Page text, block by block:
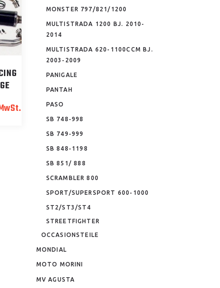
MONSTER 797/821/1200
MULTISTRADA 1200 BJ. 2010-
2014
MULTISTRADA 620-1100CCM BJ.
2003-2009
PANIGALE
PANTAH
PASO
SB 748-998
SB 749-999
SB 848-1198
SB 851/ 888
SCRAMBLER 800
SPORT/SUPERSPORT 600-1000
ST2/ST3/ST4
STREETFIGHTER
OCCASIONSTEILE
MONDIAL
MOTO MORINI
MV AGUSTA